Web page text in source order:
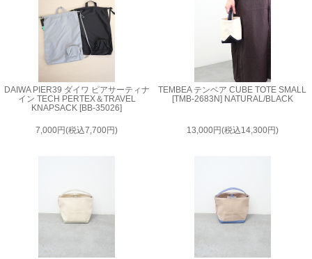
DAIWA PIER39 ダイワ ピアサーティナ
イン TECH PERTEX＆TRAVEL
KNAPSACK [BB-35026]
7,000円(税込7,700円)
TEMBEA テンベア CUBE TOTE SMALL
[TMB-2683N] NATURAL/BLACK
13,000円(税込14,300円)